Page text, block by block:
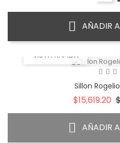
AÑADIR
VISTA RÁPIDA
Sillon
$15,619.20
AÑADIR